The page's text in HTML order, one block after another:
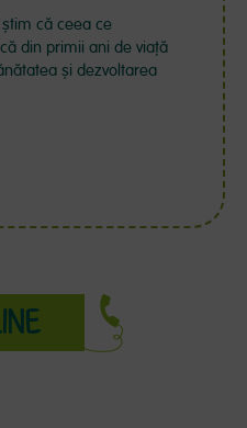
că ceea ce
din primii ani de viață
și dezvoltarea
pe